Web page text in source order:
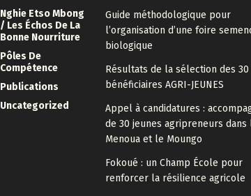
Nghie Etso Mbong
/ Les Échos De La
Bonne Nourriture
Pôles De
Compétence
Publications
Uncategorized
Guide méthodologique pour
l’organisation d’une foire
biologique
Résultats de la sélection des 30
bénéficiaires AGRI-JEUNES
Appel à candidatures :
de 30 jeunes agripreneurs dans
Menoua et le Moungo
Fokoué : un Champ École pour
renforcer la résilience agricole